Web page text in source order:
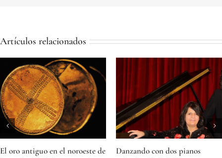
Artículos relacionados
El oro antiguo en el noroeste de
Danzando con dos pianos